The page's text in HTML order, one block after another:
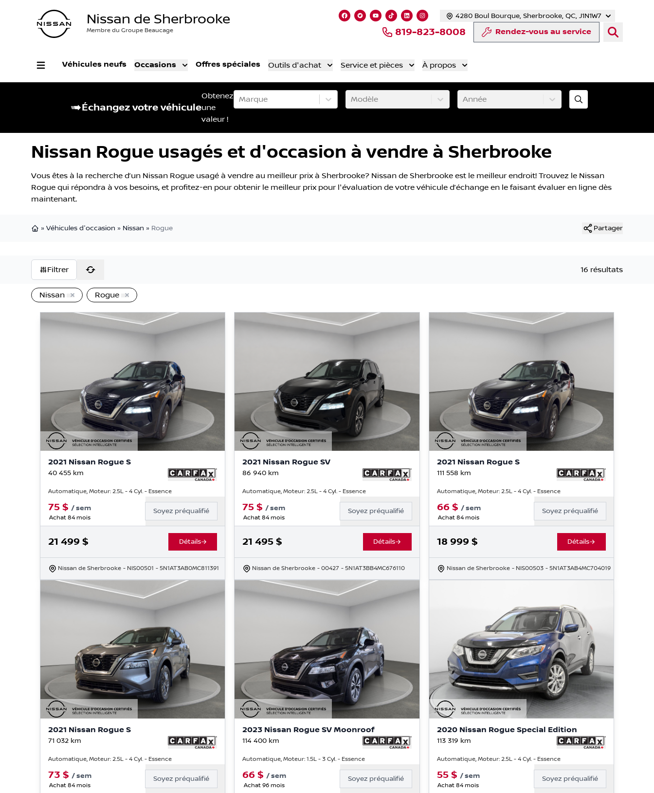
Nissan de Sherbrooke
Membre du Groupe Beaucage Rendez-vous au service
819-823-8008
Lien vers notre page facebook
Lien vers notre compte Twitter
Lien vers notre chaîne YouTube
Lien vers notre compte Tiktok
Lien vers notre compte LinkedIn
Lien vers notre compte Instagram
4280 Boul Bourque, Sherbrooke, QC, J1N1W7
Véhicules neufs Occasions Offres spéciales Outils d'achat Service et pièces À propos
Échangez votre véhicule
Obtenez
une
valeur !
Marque Modèle Année
Nissan Rogue usagés et d'occasion à vendre à Sherbrooke
Vous êtes à la recherche d’un Nissan Rogue usagé à vendre au meilleur prix à Sherbrooke? Nissan de Sherbrooke est le meilleur endroit! Trouvez le Nissan
Rogue qui répondra à vos besoins, et profitez-en pour obtenir le meilleur prix pour l'évaluation de votre véhicule d’échange en le faisant évaluer en ligne dès
maintenant.
» Véhicules d'occasion » Nissan » Rogue Partager
Filtrer 16 résultats
Nissan Rogue
2021 Nissan Rogue S
40 455 km
Automatique, Moteur: 2.5L - 4 Cyl. - Essence
75 $ /sem
Achat 84 mois
Soyez préqualifié
21 499 $ Détails
Nissan de Sherbrooke - NIS00501 - 5N1AT3AB0MC811391
2021 Nissan Rogue SV
86 940 km
Automatique, Moteur: 2.5L - 4 Cyl. - Essence
75 $ /sem
Achat 84 mois
Soyez préqualifié
21 495 $ Détails
Nissan de Sherbrooke - 00427 - 5N1AT3BB4MC676110
2021 Nissan Rogue S
111 558 km
Automatique, Moteur: 2.5L - 4 Cyl. - Essence
66$ /sem
Achat 84 mois
Soyez préqualifié
18 999 $ Détails
Nissan de Sherbrooke - NIS00503 - 5N1AT3AB4MC704019
2021 Nissan Rogue S
71 032 km
Automatique, Moteur: 2.5L - 4 Cyl. - Essence
73 $ /sem
Achat 84 mois
Soyez préqualifié
2023 Nissan Rogue SV Moonroof
114 400 km
Automatique, Moteur: 1.5L - 3 Cyl. - Essence
66 $ /sem
Achat 96 mois
Soyez préqualifié
2020 Nissan Rogue Special Edition
113 319 km
Automatique, Moteur: 2.5L - 4 Cyl. - Essence
55$ /sem
Achat 84 mois
Soyez préqualifié